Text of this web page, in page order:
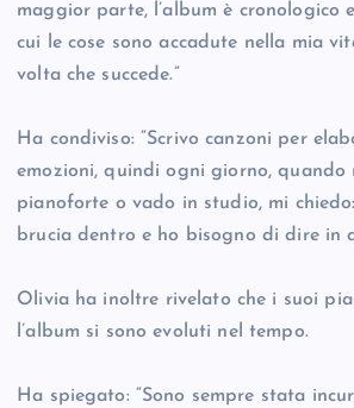
maggior parte, l’album è cronologico
cui le cose sono accadute nella mia
volta che succede.”
Ha condiviso: “Scrivo canzoni per
emozioni, quindi ogni giorno, quando
pianoforte o vado in studio, mi chiedo:
brucia dentro e ho bisogno di dire in
Olivia ha inoltre rivelato che i suoi
l’album si sono evoluti nel tempo.
Ha spiegato: “Sono sempre stata